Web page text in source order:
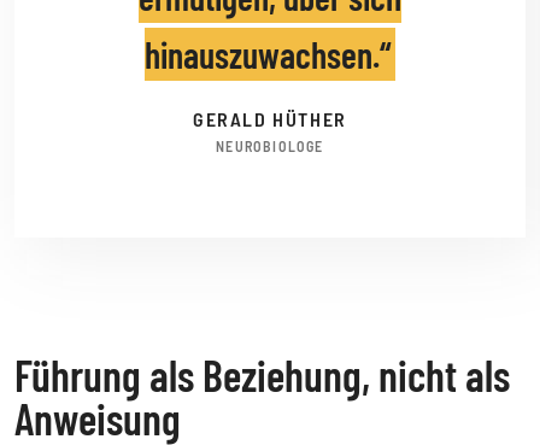
hinauszuwachsen.
GERALD HÜTHER
NEUROBIOLOGE
Führung als Beziehung, nicht als
Anweisung